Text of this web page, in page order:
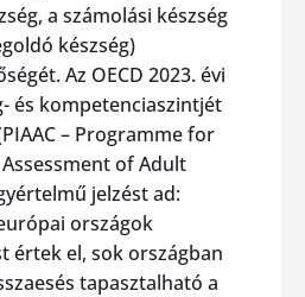
a számolási készség
készség)
Az OECD 2023. évi
és kompetenciaszintjét
– Programme for
of Adult
jelzést ad:
országok
értek el, sok országban
tapasztalható a